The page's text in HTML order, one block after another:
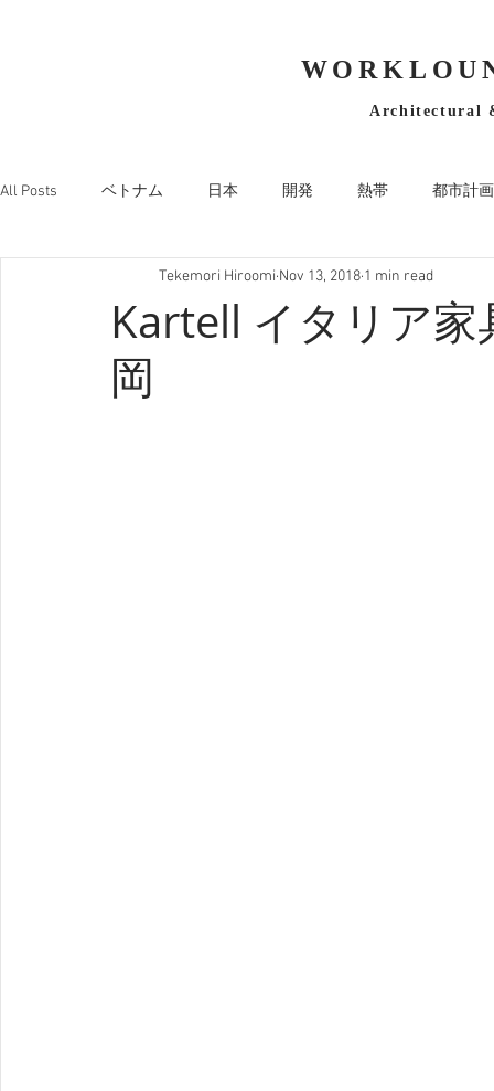
Architectural
All Posts ベトナム 日本 開発 熱帯 都市計画
Kartell イタリア
岡
Tekemori Hiroomi Nov 13, 2018 1 min read